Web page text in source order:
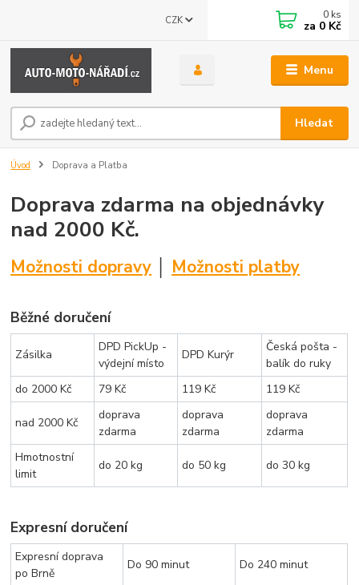
Menu
CZK
Hledat
0 ks
za 0 Kč
Úvod Doprava a Platba
Doprava zdarma na objednávky
nad 2000 Kč.
Možnosti dopravy Možnosti platby
Běžné doručení
Zásilka
DPD PickUp -
výdejní místo
DPD Kurýr
Česká pošta -
balík do ruky
do 2000 Kč
79 Kč 119 Kč 119 Kč
nad 2000 Kč
doprava
zdarma
doprava
zdarma
doprava
zdarma
Hmotnostní
limit
do 20 kg do 50 kg do 30 kg
Expresní doručení
Expresní doprava
po Brně
Do 90 minut Do 240 minut